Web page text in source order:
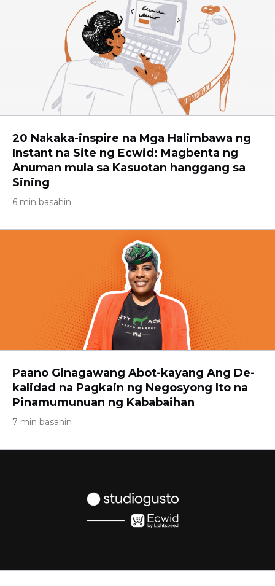
20 Nakaka-inspire na Mga Halimbawa ng
Instant na Site ng Ecwid: Magbenta ng
Anuman mula sa Kasuotan hanggang sa
Sining
6 min basahin
Paano Ginagawang Abot-kayang Ang De-
kalidad na Pagkain ng Negosyong Ito na
Pinamumunuan ng Kababaihan
7 min basahin